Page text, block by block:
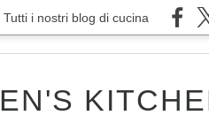
Tutti i nostri blog di cucina